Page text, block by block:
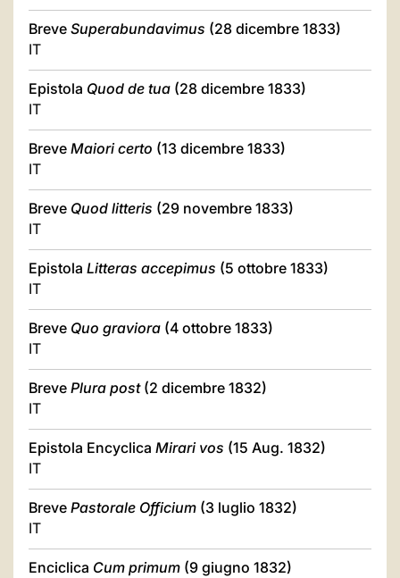
Breve Superabundavimus (28 dicembre 1833)
IT
Epistola Quod de tua (28 dicembre 1833)
IT
Breve Maiori certo (13 dicembre 1833)
IT
Breve Quod litteris (29 novembre 1833)
IT
Epistola Litteras accepimus (5 ottobre 1833)
IT
Breve Quo graviora (4 ottobre 1833)
IT
Breve Plura post(2 dicembre 1832)
IT
Epistola Encyclica Mirari vos (15 Aug. 1832)
IT
Breve Pastorale Officium (3 luglio 1832)
IT
Enciclica Cum primum (9 giugno 1832)